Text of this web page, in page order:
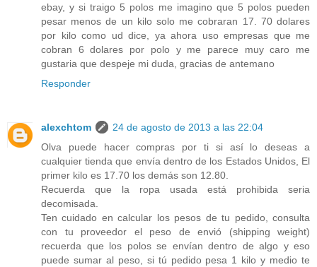
ebay, y si traigo 5 polos me imagino que 5 polos pueden
pesar menos de un kilo solo me cobraran 17. 70 dolares
por kilo como ud dice, ya ahora uso empresas que me
cobran 6 dolares por polo y me parece muy caro me
gustaria que despeje mi duda, gracias de antemano
Responder
alexchtom
24 de agosto de 2013 a las 22:04
Olva puede hacer compras por ti si así lo deseas a
cualquier tienda que envía dentro de los Estados Unidos, El
primer kilo es 17.70 los demás son 12.80.
Recuerda que la ropa usada está prohibida seria
decomisada.
Ten cuidado en calcular los pesos de tu pedido, consulta
con tu proveedor el peso de envió (shipping weight)
recuerda que los polos se envían dentro de algo y eso
puede sumar al peso, si tú pedido pesa 1 kilo y medio te